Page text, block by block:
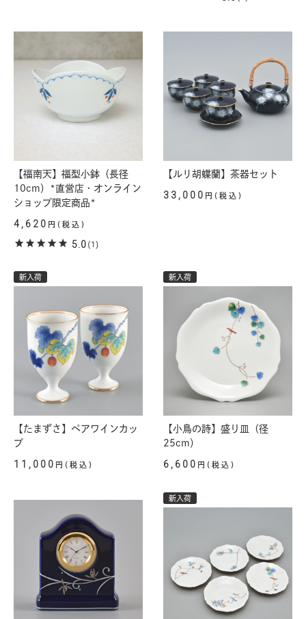
【福南天】福型小鉢（長径
10cm）*直営店・オンライン
ショップ限定商品*
4,620 円(税込)
5.0 (1)
【ルリ胡蝶蘭】茶器セット
33,000 円(税込)
新入荷
【たまずさ】ペアワインカッ
プ
11,000 円(税込)
新入荷
【小鳥の詩】盛り皿（径
25cm）
6,600 円(税込)
新入荷